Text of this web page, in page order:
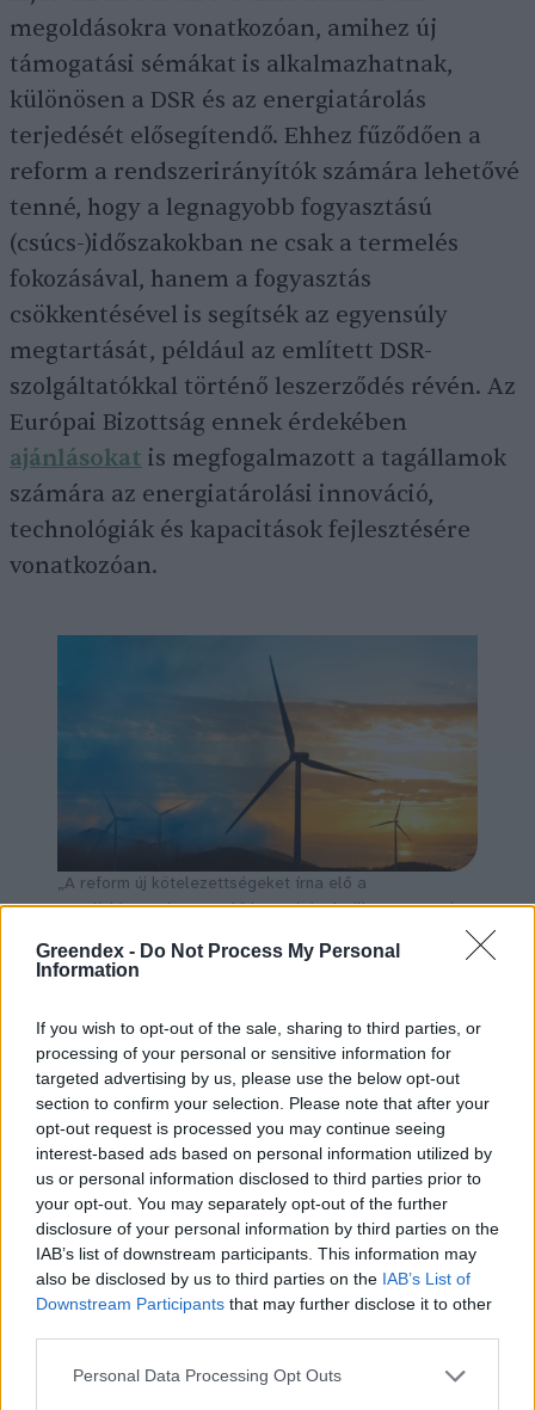
Greendex - Do Not Process My Personal
Information
If you wish to opt-out of the sale, sharing to third parties, or
processing of your personal or sensitive information for
targeted advertising by us, please use the below opt-out
section to confirm your selection. Please note that after your
opt-out request is processed you may continue seeing
interest-based ads based on personal information utilized by
us or personal information disclosed to third parties prior to
your opt-out. You may separately opt-out of the further
disclosure of your personal information by third parties on the
IAB’s list of downstream participants. This information may
also be disclosed by us to third parties on the IAB’s List of
Downstream Participants that may further disclose it to other
Personal Data Processing Opt Outs
megoldásokra vonatkozóan, amihez új
támogatási sémákat is alkalmazhatnak,
különösen a DSR és az energiatárolás
terjedését elősegítendő. Ehhez fűződően a
reform a rendszerirányítók számára lehetővé
tenné, hogy a legnagyobb fogyasztású
(csúcs-)időszakokban ne csak a termelés
fokozásával, hanem a fogyasztás
csökkentésével is segítsék az egyensúly
megtartását, például az említett DSR-
szolgáltatókkal történő leszerződés révén. Az
Európai Bizottság ennek érdekében
ajánlásokat is megfogalmazott a tagállamok
számára az energiatárolási innováció,
technológiák és kapacitások fejlesztésére
vonatkozóan.
„A reform új kötelezettségeket írna elő a
megújulóenergia-termelő kapacitások villamosenergia-
termelésük kiszámíthatóságának javítására.”
A tervezet a megújuló energia térnyerését
olyan módon is előmozdítaná, hogy lehetővé
tenné a fogyasztók számára a szél- vagy
naperőműparkokba való befektetést,
valamint a tetőre telepített napelemek
pillanatnyilag igényen felüli termelésének
akár a szomszéd számára való értékesítését
A reform új kötelezettségeket írna elő a